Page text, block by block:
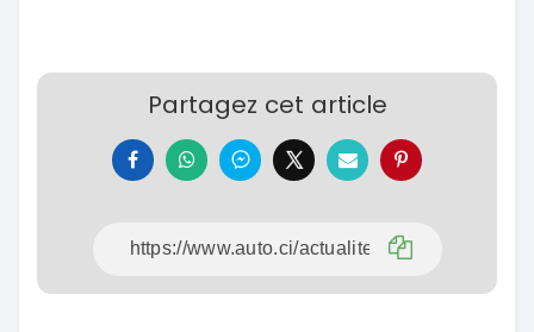
Partagez cet article